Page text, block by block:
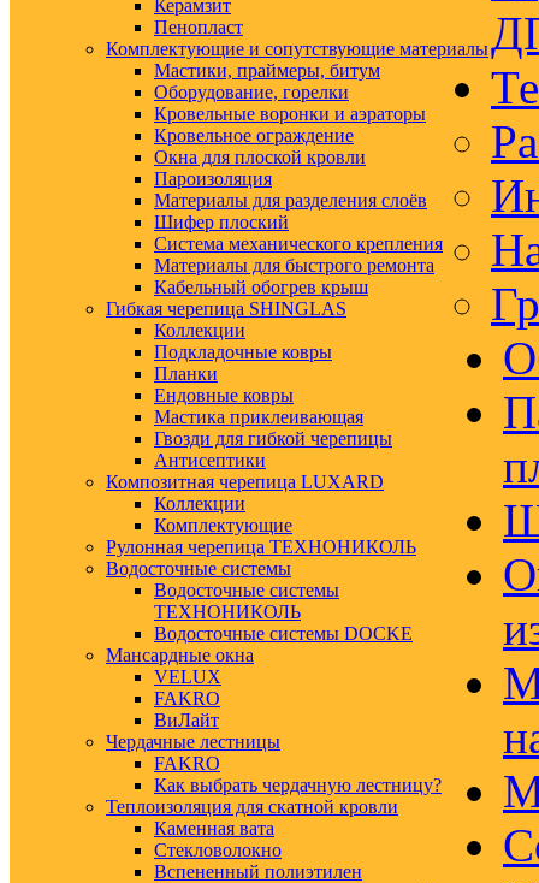
Керамзит
Пенопласт
Комплектующие и сопутствующие материалы
Мастики, праймеры, битум
Оборудование, горелки
Кровельные воронки и аэраторы
Кровельное ограждение
Окна для плоской кровли
Пароизоляция
Материалы для разделения слоёв
Шифер плоский
Система механического крепления
Материалы для быстрого ремонта
Кабельный обогрев крыш
Гибкая черепица SHINGLAS
Коллекции
Подкладочные ковры
Планки
Ендовные ковры
Мастика приклеивающая
Гвозди для гибкой черепицы
Антисептики
Композитная черепица LUXARD
Коллекции
Комплектующие
Рулонная черепица ТЕХНОНИКОЛЬ
Водосточные системы
Водосточные системы
ТЕХНОНИКОЛЬ
Водосточные системы DOCKE
Мансардные окна
VELUX
FAKRO
ВиЛайт
Чердачные лестницы
FAKRO
Как выбрать чердачную лестницу?
Теплоизоляция для скатной кровли
Каменная вата
Стекловолокно
Вспененный полиэтилен